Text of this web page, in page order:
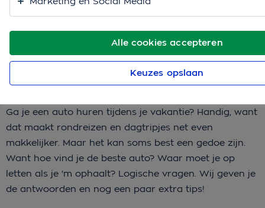
Ga je een auto huren tijdens je vakantie? Handig, want
dat maakt rondreizen en dagtripjes net even
makkelijker. Maar het kan soms best een gedoe zijn.
Want hoe vind je de beste auto? Waar moet je op
letten als je 'm ophaalt? Logische vragen. Wij geven je
de antwoorden en nog een paar extra tips!
Alle cookies accepteren
Keuzes opslaan